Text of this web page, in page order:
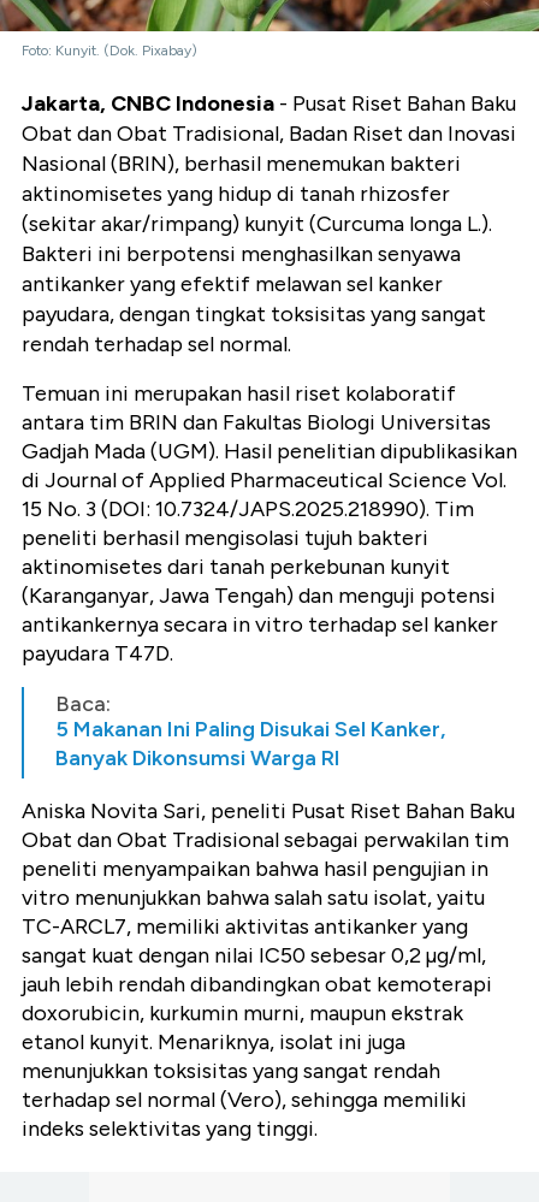
Foto: Kunyit. (Dok. Pixabay)
Jakarta, CNBC Indonesia - Pusat Riset Bahan Baku
Obat dan Obat Tradisional, Badan Riset dan Inovasi
Nasional (BRIN), berhasil menemukan bakteri
aktinomisetes yang hidup di tanah rhizosfer
(sekitar akar/rimpang) kunyit (Curcuma longa L.).
Bakteri ini berpotensi menghasilkan senyawa
antikanker yang efektif melawan sel kanker
payudara, dengan tingkat toksisitas yang sangat
rendah terhadap sel normal.
Temuan ini merupakan hasil riset kolaboratif
antara tim BRIN dan Fakultas Biologi Universitas
Gadjah Mada (UGM). Hasil penelitian dipublikasikan
di Journal of Applied Pharmaceutical Science Vol.
15 No. 3 (DOI: 10.7324/JAPS.2025.218990). Tim
peneliti berhasil mengisolasi tujuh bakteri
aktinomisetes dari tanah perkebunan kunyit
(Karanganyar, Jawa Tengah) dan menguji potensi
antikankernya secara in vitro terhadap sel kanker
payudara T47D.
Baca:
5 Makanan Ini Paling Disukai Sel Kanker,
Banyak Dikonsumsi Warga RI
Aniska Novita Sari, peneliti Pusat Riset Bahan Baku
Obat dan Obat Tradisional sebagai perwakilan tim
peneliti menyampaikan bahwa hasil pengujian in
vitro menunjukkan bahwa salah satu isolat, yaitu
TC-ARCL7, memiliki aktivitas antikanker yang
sangat kuat dengan nilai IC50 sebesar 0,2 µg/ml,
jauh lebih rendah dibandingkan obat kemoterapi
doxorubicin, kurkumin murni, maupun ekstrak
etanol kunyit. Menariknya, isolat ini juga
menunjukkan toksisitas yang sangat rendah
terhadap sel normal (Vero), sehingga memiliki
indeks selektivitas yang tinggi.